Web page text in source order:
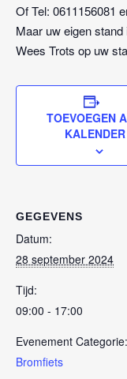
Of Tel: 0611156081
Maar uw eigen
Wees Trots op uw
TOEVOEGEN
KALENDER
GEGEVENS
Datum:
28 september 2024
Tijd:
09:00 - 17:00
Evenement Categorie:
Bromfiets